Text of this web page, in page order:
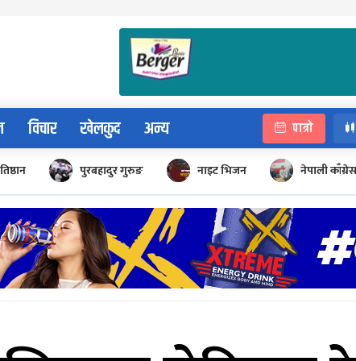
विचार खेलकुद अन्य पात्रो
पुरबहादुर गुरुङ नाइट भिजन नेपाली काँग्रेस